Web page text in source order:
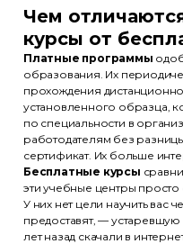
Чем
курсы от
Платные программы
образования. Их
прохождения
установленного образца,
по специальности в
работодателям без
сертификат. Их больше
Бесплатные курсы
эти учебные центры
У них нет цели научить вас
предоставят, —
лет назад скачали в